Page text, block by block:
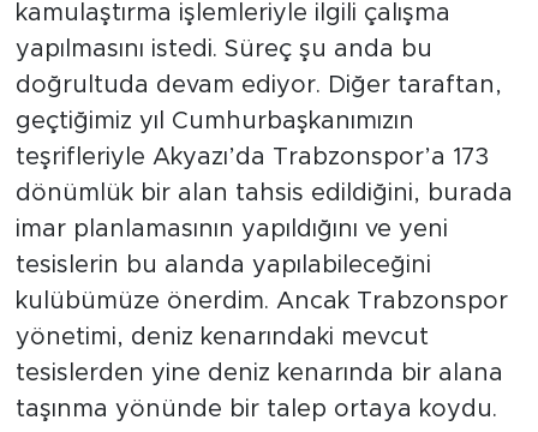
kamulaştırma işlemleriyle ilgili çalışma
yapılmasını istedi. Süreç şu anda bu
doğrultuda devam ediyor. Diğer taraftan,
geçtiğimiz yıl Cumhurbaşkanımızın
teşrifleriyle Akyazı’da Trabzonspor’a 173
dönümlük bir alan tahsis edildiğini, burada
imar planlamasının yapıldığını ve yeni
tesislerin bu alanda yapılabileceğini
kulübümüze önerdim. Ancak Trabzonspor
yönetimi, deniz kenarındaki mevcut
tesislerden yine deniz kenarında bir alana
taşınma yönünde bir talep ortaya koydu.